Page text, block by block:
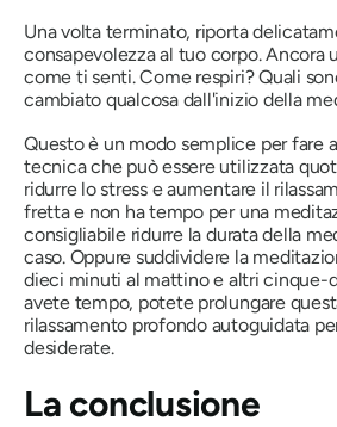
Una volta terminato, riporta
consapevolezza al tuo corpo. Ancora
come ti senti. Come respiri? Quali
cambiato qualcosa dall'inizio della
Questo è un modo semplice per fare
tecnica che può essere utilizzata
ridurre lo stress e aumentare il
fretta e non ha tempo per una
consigliabile ridurre la durata della
caso. Oppure suddividere la
dieci minuti al mattino e altri cinque-
avete tempo, potete prolungare
rilassamento profondo autoguidata
desiderate.
La conclusione